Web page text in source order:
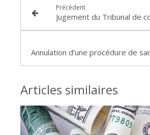
Précédent
Articles similaires